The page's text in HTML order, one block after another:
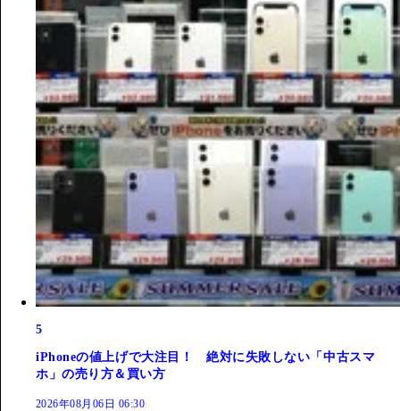
5
iPhoneの値上げで大注目！ 絶対に失敗しない「中古スマ
ホ」の売り方＆買い方
2026年08月06日 06:30